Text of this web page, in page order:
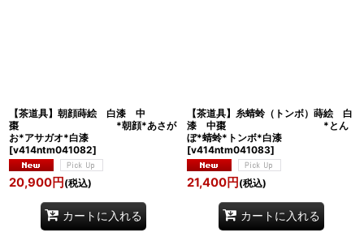
【茶道具】朝顔蒔絵 白漆 中
棗 *朝顔*あさが
お*アサガオ*白漆
[v414ntm041082]
20,900円 (税込)
カートに入れる
【茶道具】糸蜻蛉（トンボ）蒔絵 白
漆 中棗 *とん
ぼ*蜻蛉*トンボ*白漆
[v414ntm041083]
21,400円 (税込)
カートに入れる